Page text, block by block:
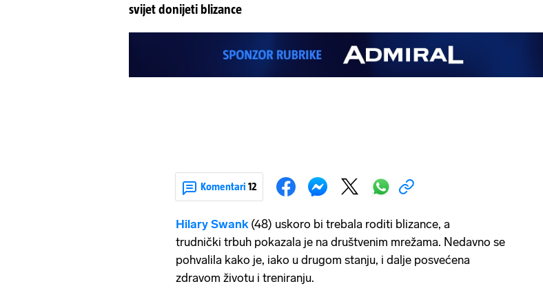
svijet donijeti blizance
Komentari 12
Hilary Swank (48) uskoro bi trebala roditi blizance, a
trudnički trbuh pokazala je na društvenim mrežama. Nedavno se
pohvalila kako je, iako u drugom stanju, i dalje posvećena
zdravom životu i treniranju.